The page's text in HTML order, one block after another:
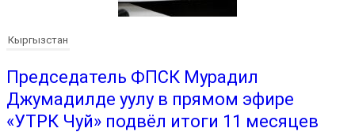
Кыргызстан
Председатель ФПСК Мурадил
Джумадилде уулу в прямом эфире
«УТРК Чуй» подвёл итоги 11 месяцев